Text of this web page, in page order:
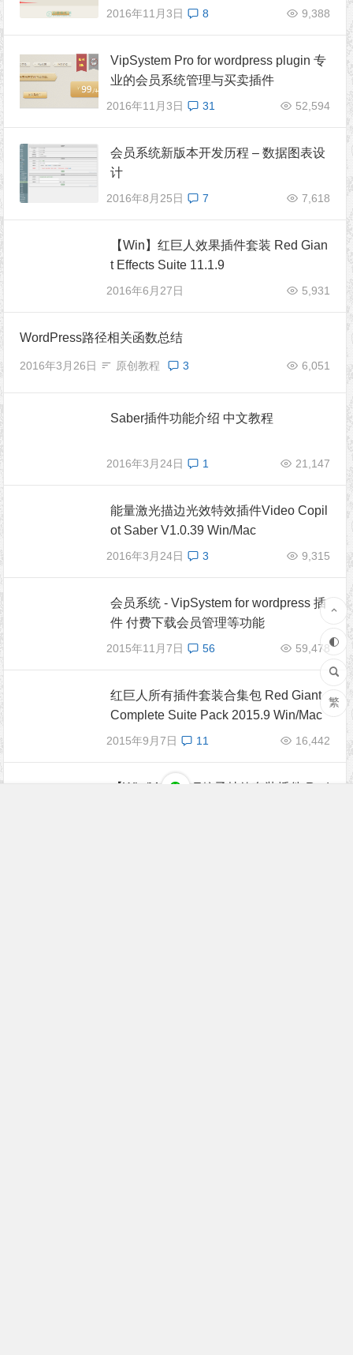
2016年11月3日 9,388
8
VipSystem Pro for wordpress plugin 专
业的会员系统管理与买卖插件
2016年11月3日 52,594
31
会员系统新版本开发历程 – 数据图表设
计
2016年8月25日 7,618
7
【Win】红巨人效果插件套装 Red Gian
t Effects Suite 11.1.9
2016年6月27日 5,931
WordPress路径相关函数总结
2016年3月26日 原创教程 6,051
3
Saber插件功能介绍 中文教程
2016年3月24日 21,147
1
能量激光描边光效特效插件Video Copil
ot Saber V1.0.39 Win/Mac
2016年3月24日 9,315
3
会员系统 - VipSystem for wordpress 插
件 付费下载会员管理等功能
2015年11月7日 59,478
56
红巨人所有插件套装合集包 Red Giant
Complete Suite Pack 2015.9 Win/Mac
2015年9月7日 16,442
11
【Win/Mac】AE粒子特效套装插件 Red
繁